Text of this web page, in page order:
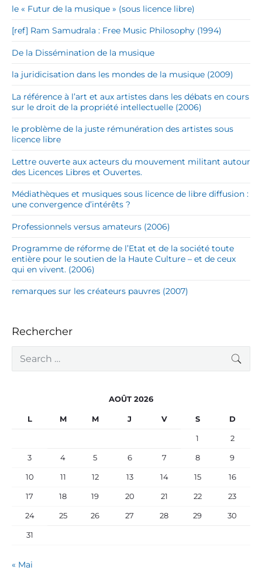
le « Futur de la musique » (sous licence libre)
[ref] Ram Samudrala : Free Music Philosophy (1994)
De la Dissémination de la musique
la juridicisation dans les mondes de la musique (2009)
La référence à l’art et aux artistes dans les débats en cours
sur le droit de la propriété intellectuelle (2006)
le problème de la juste rémunération des artistes sous
licence libre
Lettre ouverte aux acteurs du mouvement militant autour
des Licences Libres et Ouvertes.
Médiathèques et musiques sous licence de libre diffusion :
une convergence d’intérêts ?
Professionnels versus amateurs (2006)
Programme de réforme de l’Etat et de la société toute
entière pour le soutien de la Haute Culture – et de ceux
qui en vivent. (2006)
remarques sur les créateurs pauvres (2007)
Rechercher
a
AOÛT 2026
L M M J V S D
1 2
3 4 5 6 7 8 9
10 11 12 13 14 15 16
17 18 19 20 21 22 23
24 25 26 27 28 29 30
31
« Mai